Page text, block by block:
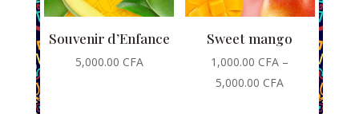
Souvenir d’Enfance
5,000.00 CFA
Sweet mango
1,000.00 CFA –
5,000.00 CFA